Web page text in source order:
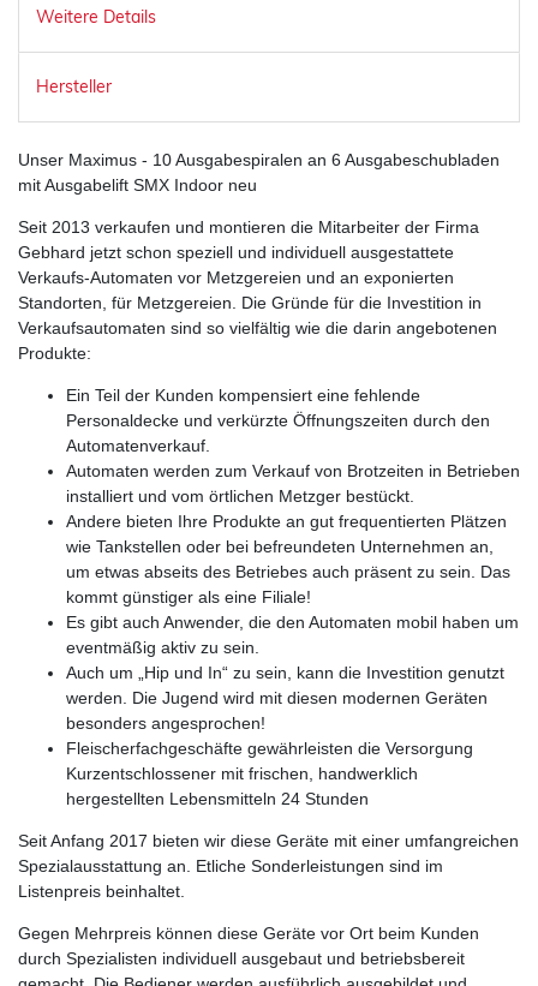
Weitere Details
Hersteller
Unser Maximus - 10 Ausgabespiralen an 6 Ausgabeschubladen
mit Ausgabelift SMX Indoor neu
Seit 2013 verkaufen und montieren die Mitarbeiter der Firma
Gebhard jetzt schon speziell und individuell ausgestattete
Verkaufs-Automaten vor Metzgereien und an exponierten
Standorten, für Metzgereien. Die Gründe für die Investition in
Verkaufsautomaten sind so vielfältig wie die darin angebotenen
Produkte:
Ein Teil der Kunden kompensiert eine fehlende
Personaldecke und verkürzte Öffnungszeiten durch den
Automatenverkauf.
Automaten werden zum Verkauf von Brotzeiten in Betrieben
installiert und vom örtlichen Metzger bestückt.
Andere bieten Ihre Produkte an gut frequentierten Plätzen
wie Tankstellen oder bei befreundeten Unternehmen an,
um etwas abseits des Betriebes auch präsent zu sein. Das
kommt günstiger als eine Filiale!
Es gibt auch Anwender, die den Automaten mobil haben um
eventmäßig aktiv zu sein.
Auch um „Hip und In“ zu sein, kann die Investition genutzt
werden. Die Jugend wird mit diesen modernen Geräten
besonders angesprochen!
Fleischerfachgeschäfte gewährleisten die Versorgung
Kurzentschlossener mit frischen, handwerklich
hergestellten Lebensmitteln 24 Stunden
Seit Anfang 2017 bieten wir diese Geräte mit einer umfangreichen
Spezialausstattung an. Etliche Sonderleistungen sind im
Listenpreis beinhaltet.
Gegen Mehrpreis können diese Geräte vor Ort beim Kunden
durch Spezialisten individuell ausgebaut und betriebsbereit